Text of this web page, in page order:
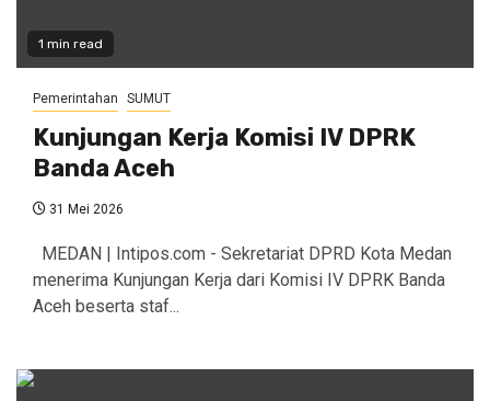
1 min read
Pemerintahan SUMUT
Kunjungan Kerja Komisi IV DPRK
Banda Aceh
31 Mei 2026
MEDAN | Intipos.com - Sekretariat DPRD Kota Medan
menerima Kunjungan Kerja dari Komisi IV DPRK Banda
Aceh beserta staf...